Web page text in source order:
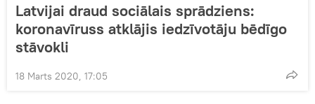
Latvijai draud sociālais sprādziens:
koronavīruss atklājis iedzīvotāju bēdīgo
stāvokli
18 Marts 2020, 17:05